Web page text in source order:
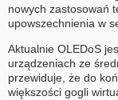
nowych zastosowań
upowszechnienia w
Aktualnie OLEDoS
urządzeniach ze
przewiduje, że do
większości gogli